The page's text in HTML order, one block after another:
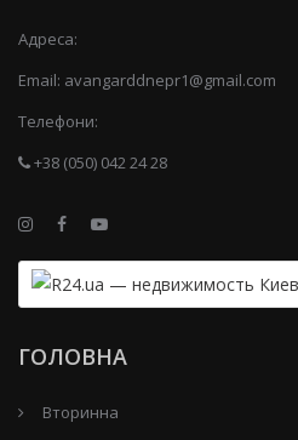
Адреса:
Email: avangarddnepr1@gmail.com
Телефони:
+38 (050) 042 24 28
ГОЛОВНА
Вторинна